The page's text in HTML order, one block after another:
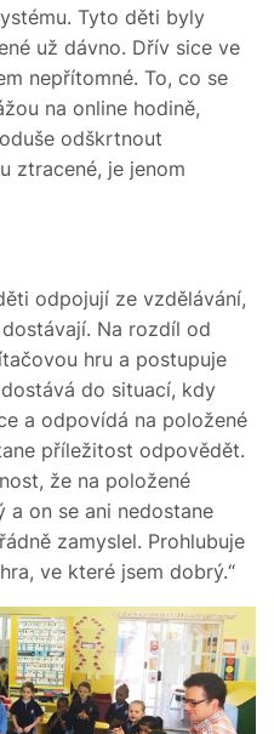
Tyto děti byly
už dávno. Dřív sice ve
nepřítomné. To, co se
na online hodině,
odškrtnout
ztracené, je jenom
odpojují ze vzdělávání,
Na rozdíl od
hru a postupuje
do situací, kdy
a odpovídá na položené
příležitost odpovědět.
že na položené
on se ani nedostane
zamyslel. Prohlubuje
ve které jsem dobrý.“